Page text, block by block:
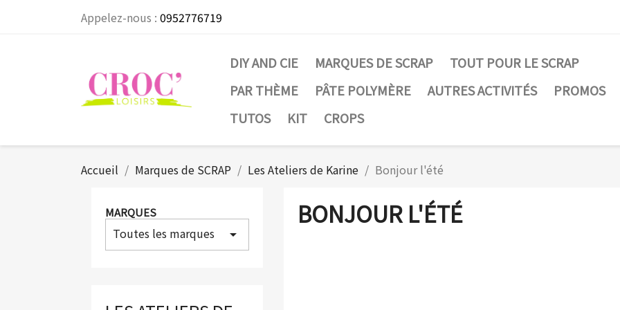
Appelez-nous : 0952776719
DIY AND CIE MARQUES DE SCRAP
TOUT POUR LE SCRAP
PAR THÈME
PÂTE POLYMÈRE AUTRES ACTIVITÉS
PROMOS
TUTOS
KIT CROPS
Accueil Marques de SCRAP Les Ateliers de Karine Bonjour l'été
MARQUES
Toutes les marques arrow_drop_down
BONJOUR L'ÉTÉ